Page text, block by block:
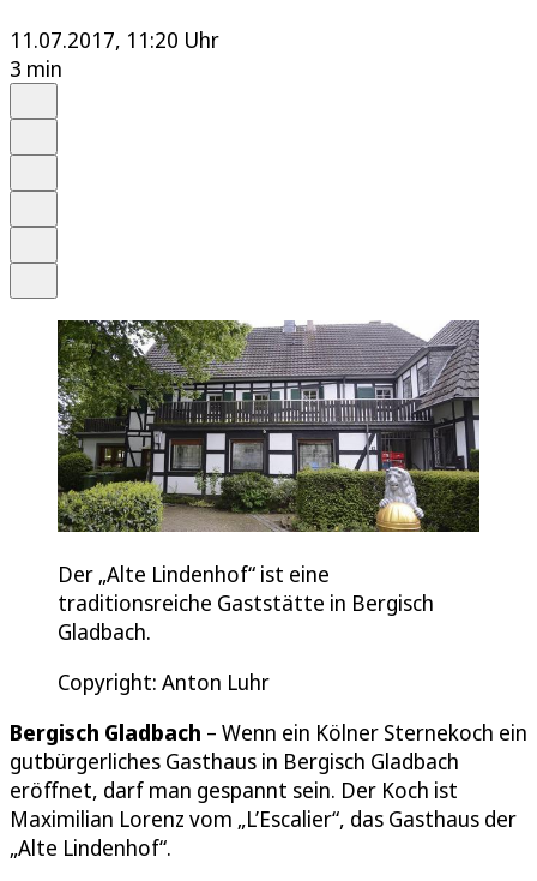
11.07.2017, 11:20 Uhr
3 min
Der „Alte Lindenhof“ ist eine
traditionsreiche Gaststätte in Bergisch
Gladbach.
Copyright: Anton Luhr
Bergisch Gladbach – Wenn ein Kölner Sternekoch ein
gutbürgerliches Gasthaus in Bergisch Gladbach
eröffnet, darf man gespannt sein. Der Koch ist
Maximilian Lorenz vom „L’Escalier“, das Gasthaus der
„Alte Lindenhof“.